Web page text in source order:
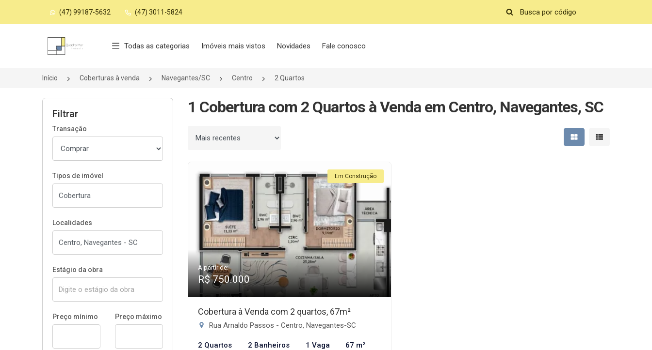
(47) 99187-5632 (47) 3011-5824
Página inicial
Todas as categorias Imóveis mais vistos Novidades Fale conosco
Início Coberturas à venda Navegantes/SC Centro 2 Quartos
Filtrar
Transação
Tipos de imóvel
Localidades
Estágio da obra
Preço mínimo Preço máximo
1 Cobertura com 2 Quartos à Venda em Centro, Navegantes, SC
Ordenar por Mostrar resultados em
Mostrar
Em Construção
A partir de:
R$ 750.000
Cobertura à Venda com 2 quartos, 67m²
Rua Arnaldo Passos - Centro, Navegantes-SC
2 Quartos 2 Banheiros 1 Vaga 67 m²